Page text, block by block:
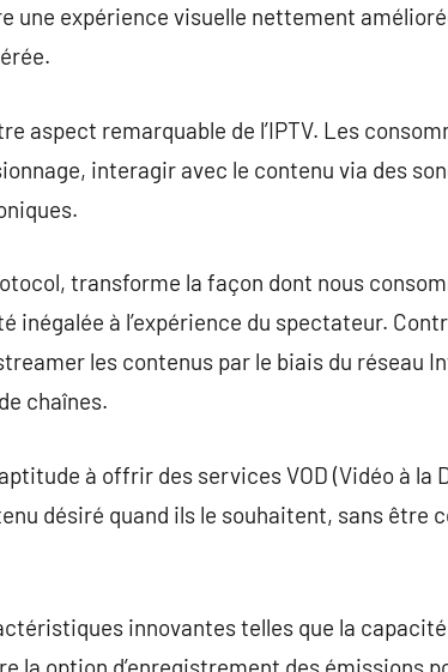
une expérience visuelle nettement
aspect remarquable de l’IPTV. Les
interagir avec le contenu via des
transforme la façon dont nous
inégalée à l’expérience du spectateur.
les contenus par le biais du réseau
chaînes.
à offrir des services VOD (Vidéo à la
désiré quand ils le souhaitent, sans être
innovantes telles que la